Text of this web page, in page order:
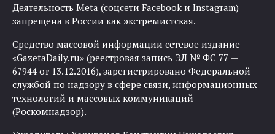
Деятельность Meta (соцсети Facebook и Instagram)
запрещена в России как экстремистская.
Средство массовой информации сетевое издание
«GazetaDaily.ru» (реестровая запись ЭЛ № ФС 77 —
67944 от 13.12.2016), зарегистрировано Федеральной
службой по надзору в сфере связи, информационных
технологий и массовых коммуникаций
(Роскомнадзор).